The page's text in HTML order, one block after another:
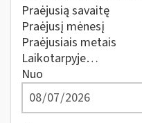
Praėjusią savaitę
Praėjusį mėnesį
Praėjusiais metais
Laikotarpyje…
Nuo